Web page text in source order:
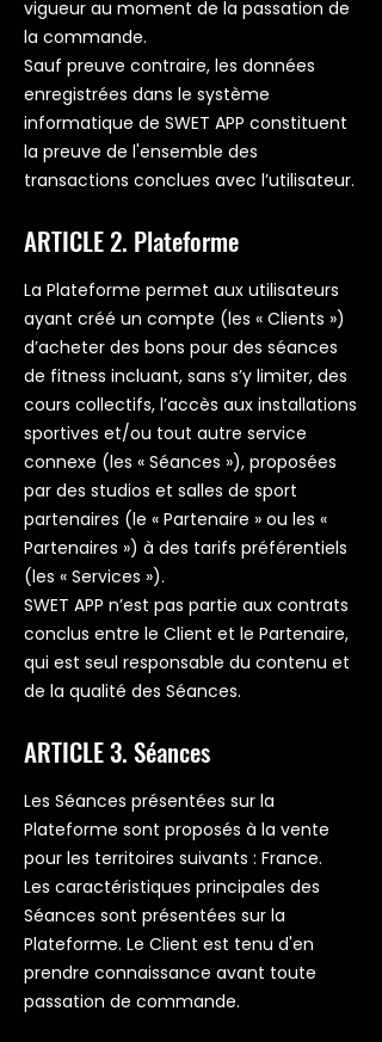
vigueur au moment de la passation de
la commande.
Sauf preuve contraire, les données
enregistrées dans le système
informatique de SWET APP constituent
la preuve de l'ensemble des
transactions conclues avec l’utilisateur.
ARTICLE 2. Plateforme
La Plateforme permet aux utilisateurs
ayant créé un compte (les « Clients »)
d’acheter des bons pour des séances
de fitness incluant, sans s’y limiter, des
cours collectifs, l’accès aux installations
sportives et/ou tout autre service
connexe (les « Séances »), proposées
par des studios et salles de sport
partenaires (le « Partenaire » ou les «
Partenaires ») à des tarifs préférentiels
(les « Services »).
SWET APP n’est pas partie aux contrats
conclus entre le Client et le Partenaire,
qui est seul responsable du contenu et
de la qualité des Séances.
ARTICLE 3. Séances
Les Séances présentées sur la
Plateforme sont proposés à la vente
pour les territoires suivants : France.
Les caractéristiques principales des
Séances sont présentées sur la
Plateforme. Le Client est tenu d'en
prendre connaissance avant toute
passation de commande.